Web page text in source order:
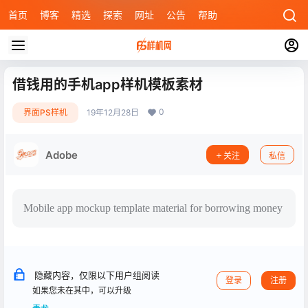
首页 博客 精选 探索 网址 公告 帮助
借钱用的手机app样机模板素材
界面PS样机 19年12月28日 0
Adobe 关注 私信
Mobile app mockup template material for borrowing money
隐藏内容，仅限以下用户组阅读
如果您未在其中，可以升级
登录 注册